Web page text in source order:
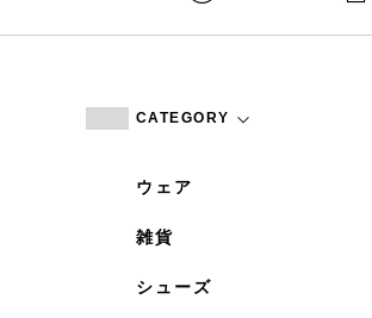
CATEGORY
ウェア
雑貨
シューズ